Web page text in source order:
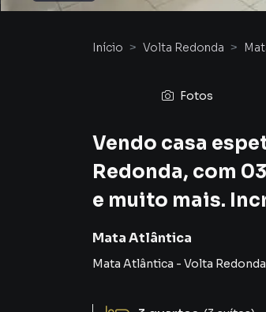
Início Volta Redonda
Fotos
Vendo casa
Redonda, com
e muito mais.
Mata Atlântica
Mata Atlântica - Volta Redonda